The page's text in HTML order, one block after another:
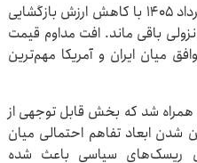
قیمت طلا و سکه روز سه‌شنبه ۲۶ خرداد ۱۴۰۵ با کاهش ارزش بازگشایی
باقی ماند. افت مداوم قیمت
میان ایران و آمریکا مهم‌ترین
همراه شد که بخش قابل توجهی از
شدن ابعاد تفاهم احتمالی میان
ریسک‌های سیاسی باعث شده